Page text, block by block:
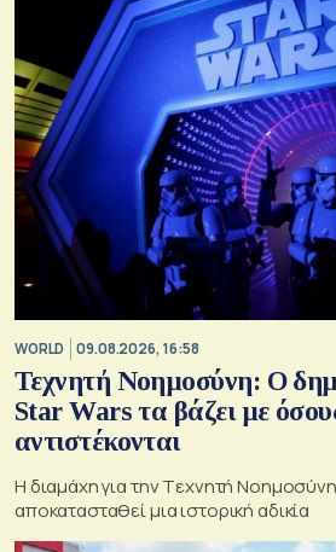
WORLD 09.08.2026, 16:58
Τεχνητή Νοημοσύνη: Ο
Star Wars τα βάζει με
αντιστέκονται
Η διαμάχη για την Tεχνητή Nοημοσύνη
αποκατασταθεί μια ιστορική αδικία